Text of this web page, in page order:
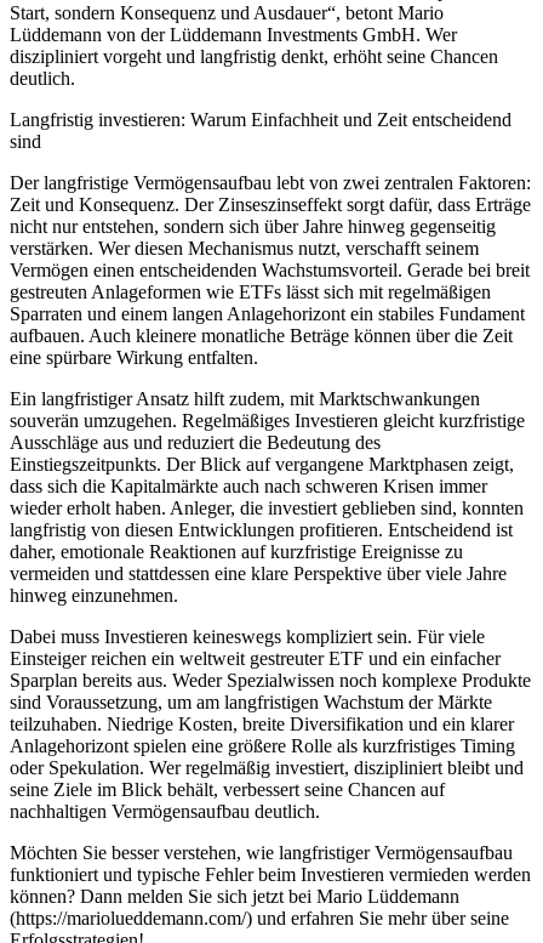
Start, sondern Konsequenz und Ausdauer“, betont Mario
Lüddemann von der Lüddemann Investments GmbH. Wer
diszipliniert vorgeht und langfristig denkt, erhöht seine Chancen
deutlich.
Langfristig investieren: Warum Einfachheit und Zeit entscheidend
sind
Der langfristige Vermögensaufbau lebt von zwei zentralen Faktoren:
Zeit und Konsequenz. Der Zinseszinseffekt sorgt dafür, dass Erträge
nicht nur entstehen, sondern sich über Jahre hinweg gegenseitig
verstärken. Wer diesen Mechanismus nutzt, verschafft seinem
Vermögen einen entscheidenden Wachstumsvorteil. Gerade bei breit
gestreuten Anlageformen wie ETFs lässt sich mit regelmäßigen
Sparraten und einem langen Anlagehorizont ein stabiles Fundament
aufbauen. Auch kleinere monatliche Beträge können über die Zeit
eine spürbare Wirkung entfalten.
Ein langfristiger Ansatz hilft zudem, mit Marktschwankungen
souverän umzugehen. Regelmäßiges Investieren gleicht kurzfristige
Ausschläge aus und reduziert die Bedeutung des
Einstiegszeitpunkts. Der Blick auf vergangene Marktphasen zeigt,
dass sich die Kapitalmärkte auch nach schweren Krisen immer
wieder erholt haben. Anleger, die investiert geblieben sind, konnten
langfristig von diesen Entwicklungen profitieren. Entscheidend ist
daher, emotionale Reaktionen auf kurzfristige Ereignisse zu
vermeiden und stattdessen eine klare Perspektive über viele Jahre
hinweg einzunehmen.
Dabei muss Investieren keineswegs kompliziert sein. Für viele
Einsteiger reichen ein weltweit gestreuter ETF und ein einfacher
Sparplan bereits aus. Weder Spezialwissen noch komplexe Produkte
sind Voraussetzung, um am langfristigen Wachstum der Märkte
teilzuhaben. Niedrige Kosten, breite Diversifikation und ein klarer
Anlagehorizont spielen eine größere Rolle als kurzfristiges Timing
oder Spekulation. Wer regelmäßig investiert, diszipliniert bleibt und
seine Ziele im Blick behält, verbessert seine Chancen auf
nachhaltigen Vermögensaufbau deutlich.
Möchten Sie besser verstehen, wie langfristiger Vermögensaufbau
funktioniert und typische Fehler beim Investieren vermieden werden
können? Dann melden Sie sich jetzt bei Mario Lüddemann
(https://mariolueddemann.com/) und erfahren Sie mehr über seine